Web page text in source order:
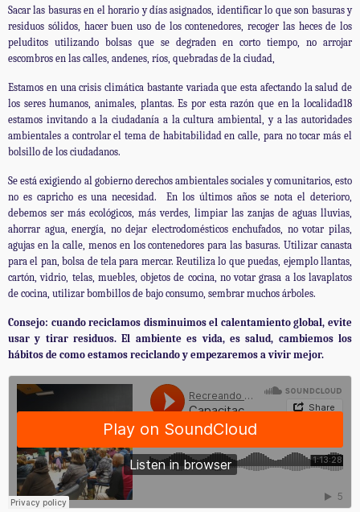
Sacar las basuras en el horario y días asignados, identificar lo que son basuras y
residuos sólidos, hacer buen uso de los contenedores, recoger las heces de los
peluditos utilizando bolsas que se degraden en corto tiempo, no arrojar
escombros en las calles, andenes, ríos, quebradas de la ciudad,
Estamos en una crisis climática bastante variada que esta afectando la salud de
los seres humanos, animales, plantas. Es por esta razón que en la localidad18
estamos invitando a la ciudadanía a la cultura ambiental, y a las autoridades
ambientales a controlar el tema de habitabilidad en calle, para no tocar más el
bolsillo de los ciudadanos.
Se está exigiendo al gobierno derechos ambientales sociales y comunitarios, esto
no es capricho es una necesidad. En los últimos años se nota el deterioro,
debemos ser más ecológicos, más verdes, limpiar las zanjas de aguas lluvias,
ahorrar agua, energía, no dejar electrodomésticos enchufados, no votar pilas,
agujas en la calle, menos en los contenedores para las basuras. Utilizar canasta
para el pan, bolsa de tela para mercar. Reutiliza lo que puedas, ejemplo llantas,
cartón, vidrio, telas, muebles, objetos de cocina, no votar grasa a los lavaplatos
de cocina, utilizar bombillos de bajo consumo, sembrar muchos árboles.
Consejo: cuando reciclamos disminuimos el calentamiento global, evite
usar y tirar residuos. El ambiente es vida, es salud, cambiemos los
hábitos de como estamos reciclando y empezaremos a vivir mejor.